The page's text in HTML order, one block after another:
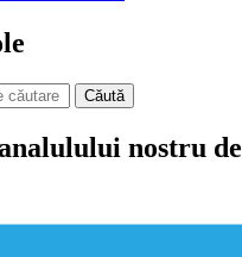
Căută
nostru de